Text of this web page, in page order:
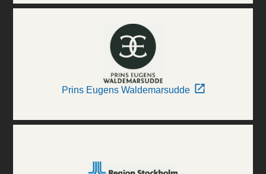
Prins Eugens Waldemarsudde